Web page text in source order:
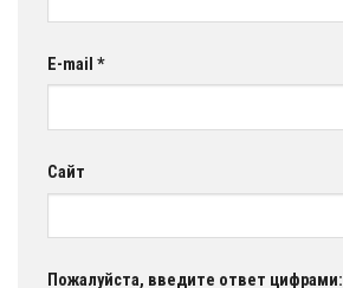
E-mail *
Сайт
Пожалуйста, введите ответ цифрами: